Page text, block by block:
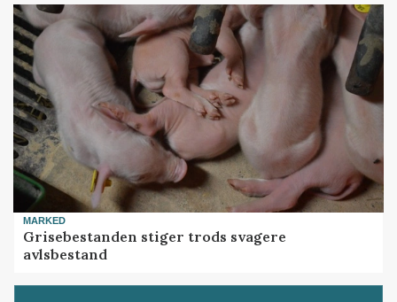
MARKED
Grisebestanden stiger trods svagere
avlsbestand